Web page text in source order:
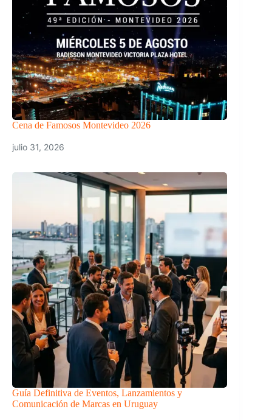
Cena de Famosos Montevideo 2026
julio 31, 2026
Guía Definitiva de Eventos, Lanzamientos y
Comunicación de Marcas en Uruguay